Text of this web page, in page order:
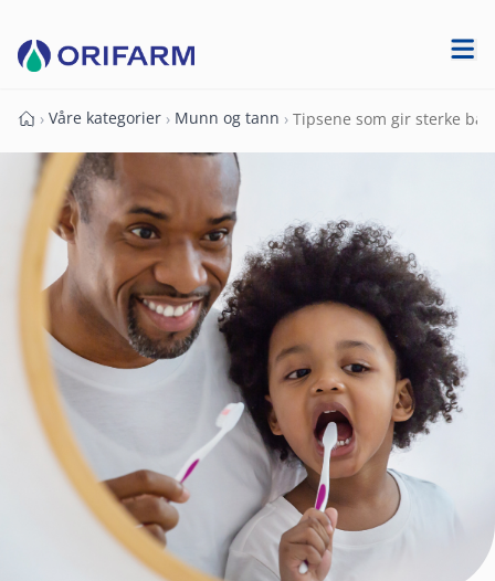
Forside
› Våre kategorier › Munn og tann › Tipsene som gir sterke